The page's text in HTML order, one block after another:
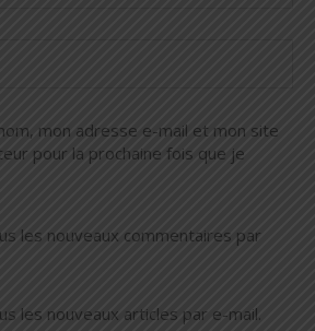
mon adresse e-mail et mon site
pour la prochaine fois que je
les nouveaux commentaires par
les nouveaux articles par e-mail.